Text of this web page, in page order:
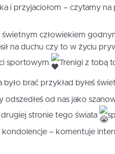
i przyjaciołom – czytamy
świetnym człowiekiem
na duchu czy to w życiu
sportowym
Trenigi z tobą
było brać przykład byłeś
odszedłeś od nas jako
stronie tego świata
kondolencje – komentuje